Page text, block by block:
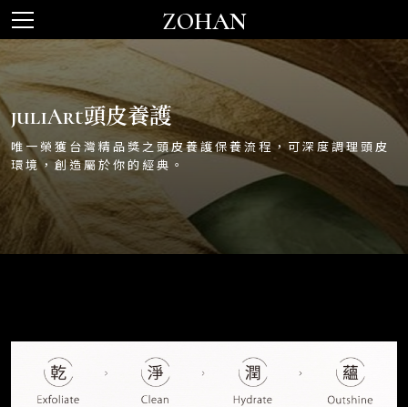
ZOHAN
juliArt頭皮養護
唯一榮獲台灣精品獎之頭皮養護保養流程，可深度調理頭皮
環境，創造屬於你的經典。